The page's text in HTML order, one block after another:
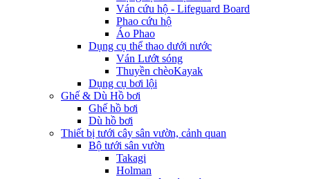
Ván cứu hộ - Lifeguard Board
Phao cứu hộ
Áo Phao
Dụng cụ thể thao dưới nước
Ván Lướt sóng
Thuyền chèoKayak
Dụng cụ bơi lội
Ghế & Dù Hồ bơi
Ghế hồ bơi
Dù hồ bơi
Thiết bị tưới cây sân vườn, cảnh quan
Bộ tưới sân vườn
Takagi
Holman